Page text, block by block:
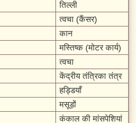
तिल्ली
त्वचा (कैंसर)
कान
मस्तिष्क (मोटर कार्य)
त्वचा
केंद्रीय तंत्रिका तंत्र
हड्डियाँ
मसूड़ों
कंकाल की मांसपेशियां